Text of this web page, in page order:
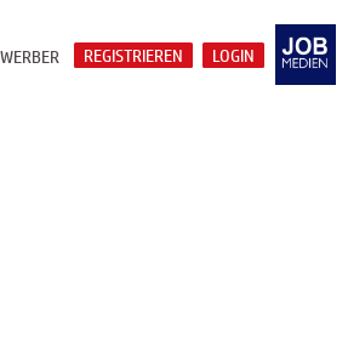
LOGIN
REGISTRIEREN